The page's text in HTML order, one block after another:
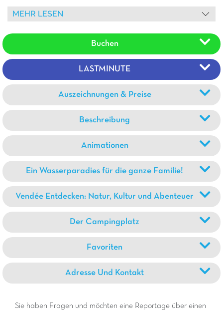
die Kleinsten! Fahrräder können auf dem Campingplatz
MEHR LESEN
Buchen
LASTMINUTE
Auszeichnungen & Preise
Beschreibung
Animationen
Ein Wasserparadies für die ganze Familie!
Vendée Entdecken: Natur, Kultur und Abenteuer
Der Campingplatz
Favoriten
Adresse Und Kontakt
Sie haben Fragen und möchten eine Reportage über einen